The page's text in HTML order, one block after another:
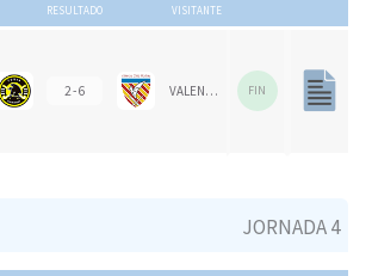
RESULTADO VISITANTE
2 - 6 VALENCIA CH 1924 FIN
JORNADA 4